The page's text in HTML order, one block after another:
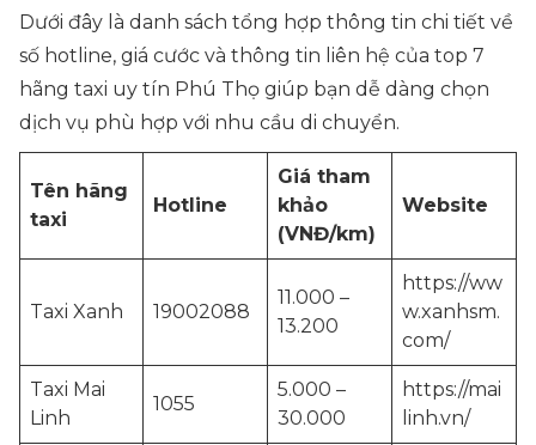
Dưới đây là danh sách tổng hợp thông tin chi tiết về
số hotline, giá cước và thông tin liên hệ của top 7
hãng taxi uy tín Phú Thọ giúp bạn dễ dàng chọn
dịch vụ phù hợp với nhu cầu di chuyển.
Tên hãng
taxi
Hotline
Giá tham
khảo
(VNĐ/km)
Website
Taxi Xanh 19002088
11.000 –
13.200
https://ww
w.xanhsm.
com/
Taxi Mai
Linh
1055
5.000 –
30.000
https://mai
linh.vn/